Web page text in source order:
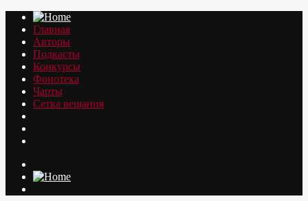
Главная
Авторы
Подкасты
Конкурсы
Фонотека
Чарты
Сетка вещания